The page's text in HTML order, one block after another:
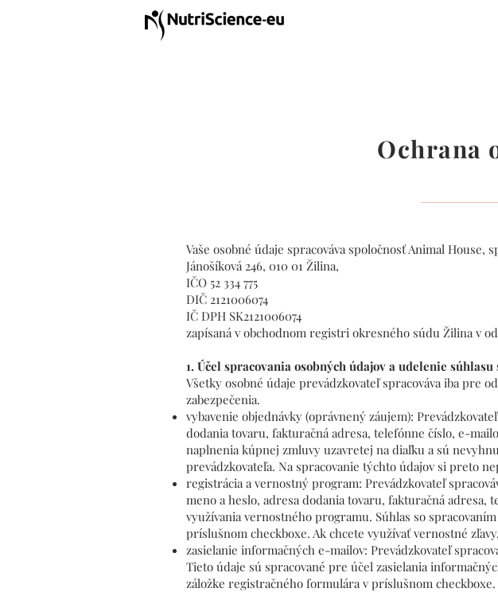
Ochrana
Vaše osobné údaje spracováva spoločnosť Animal House,
Jánošíková 246, 010 01 Žilina,
IČO 52 334 775
DIČ 2121006074
IČ DPH SK2121006074
zapísaná v obchodnom registri okresného súdu Žilina v
1. Účel spracovania osobných údajov a udelenie
Všetky osobné údaje prevádzkovateľ spracováva iba pre
zabezpečenia.
vybavenie objednávky (oprávnený záujem):
dodania tovaru, fakturačná adresa, telefónne číslo, e-
naplnenia kúpnej zmluvy uzavretej na diaľku a sú
prevádzkovateľa. Na spracovanie týchto údajov si preto
registrácia a vernostný program: Prevádzkovateľ
meno a heslo, adresa dodania tovaru, fakturačná adresa,
využívania vernostného programu. Súhlas so
príslušnom checkboxe. Ak chcete využívať vernostné
zasielanie informačných e-mailov: Prevádzkovateľ
Tieto údaje sú spracované pre účel zasielania
záložke registračného formulára v príslušnom checkboxe.